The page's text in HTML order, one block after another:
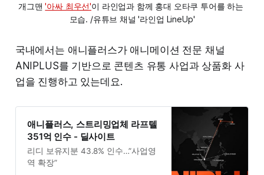
개그맨 '아싸 최우선'이 라인업과 함께 홍대 오타쿠 투어를 하는
모습. /유튜브 채널 '라인업 LineUp'
국내에서는 애니플러스가 애니메이션 전문 채널
ANIPLUS를 기반으로 콘텐츠 유통 사업과 상품화 사
업을 진행하고 있는데요.
애니플러스, 스트리밍업체 라프텔
351억 인수 - 딜사이트
리디 보유지분 43.8% 인수…”사업영
역 확장”